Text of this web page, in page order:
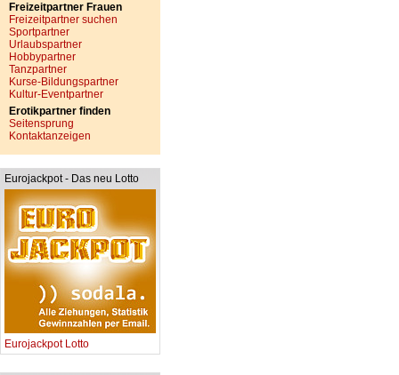
Freizeitpartner Frauen
Freizeitpartner suchen
Sportpartner
Urlaubspartner
Hobbypartner
Tanzpartner
Kurse-Bildungspartner
Kultur-Eventpartner
Erotikpartner finden
Seitensprung
Kontaktanzeigen
Eurojackpot - Das neu Lotto
Eurojackpot Lotto